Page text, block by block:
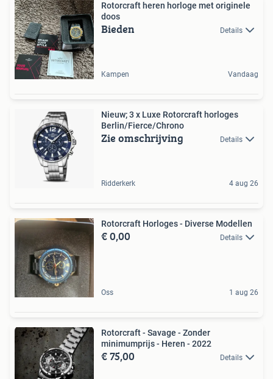
Rotorcraft heren horloge met originele
doos
Bieden Details
Kampen Vandaag
Nieuw; 3 x Luxe Rotorcraft horloges
Berlin/Fierce/Chrono
Zie omschrijving Details
Ridderkerk 4 aug 26
Rotorcraft Horloges - Diverse Modellen
€ 0,00 Details
Oss 1 aug 26
Rotorcraft - Savage - Zonder
minimumprijs - Heren - 2022
€ 75,00 Details